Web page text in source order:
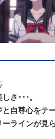
さ･･･。
自尊心をテ
ラインが見